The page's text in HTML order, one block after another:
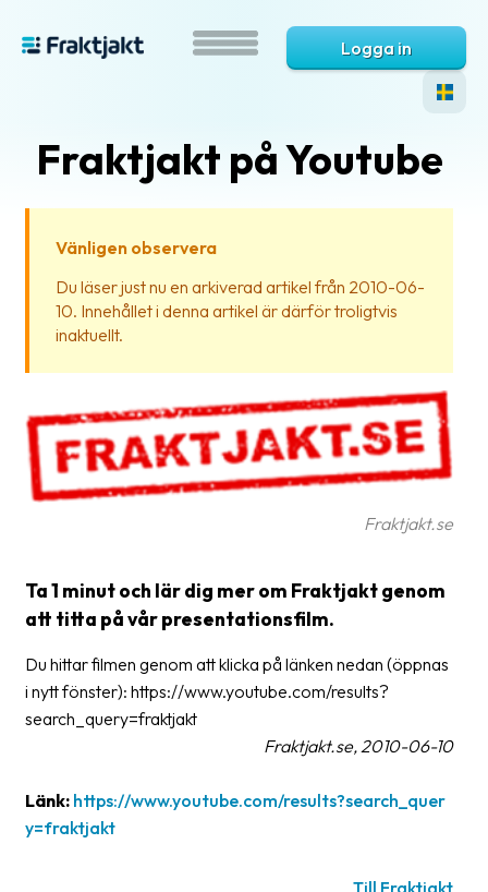
Vad
Hjälp?
Vanliga
frågor
Ordlista
Frakthandlingar
Skrivarinställningar
Leveransvillkor
Logga in
Fraktjakt på Youtube
Vänligen observera
Du läser just nu en arkiverad artikel från 2010-06-
10. Innehållet i denna artikel är därför troligtvis
inaktuellt.
Fraktjakt.se
Ta 1 minut och lär dig mer om Fraktjakt genom
att titta på vår presentationsfilm.
Du hittar filmen genom att klicka på länken nedan (öppnas
i nytt fönster): https://www.youtube.com/results?
search_query=fraktjakt
Fraktjakt.se, 2010-06-10
Länk: https://www.youtube.com/results?search_quer
y=fraktjakt